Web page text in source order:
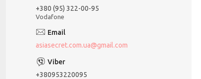
+380 (95) 322-00-95
Vodafone
asiasecret.com.ua@gmail.com
+380953220095